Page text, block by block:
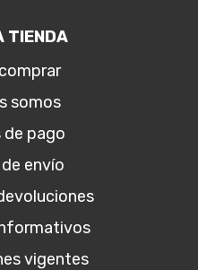
TIENDA
somos
de pago
envío
vigentes